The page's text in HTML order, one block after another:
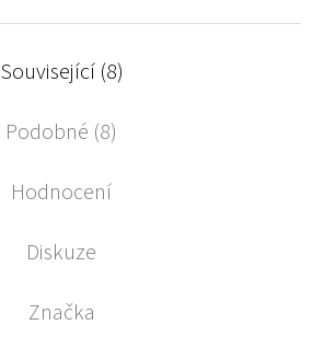
Související (8)
Podobné (8)
Hodnocení
Diskuze
Značka